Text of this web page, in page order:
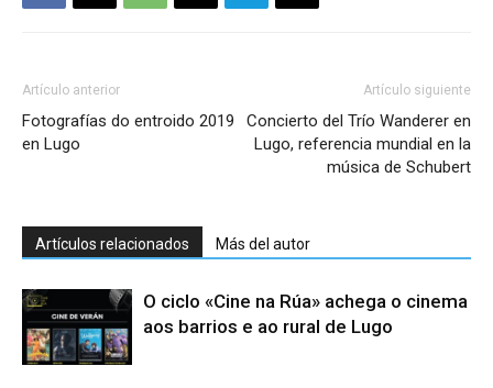
Artículo anterior
Fotografías do entroido 2019
en Lugo
Artículo siguiente
Concierto del Trío Wanderer en
Lugo, referencia mundial en la
música de Schubert
Artículos relacionados Más del autor
O ciclo «Cine na Rúa» achega o cinema
aos barrios e ao rural de Lugo